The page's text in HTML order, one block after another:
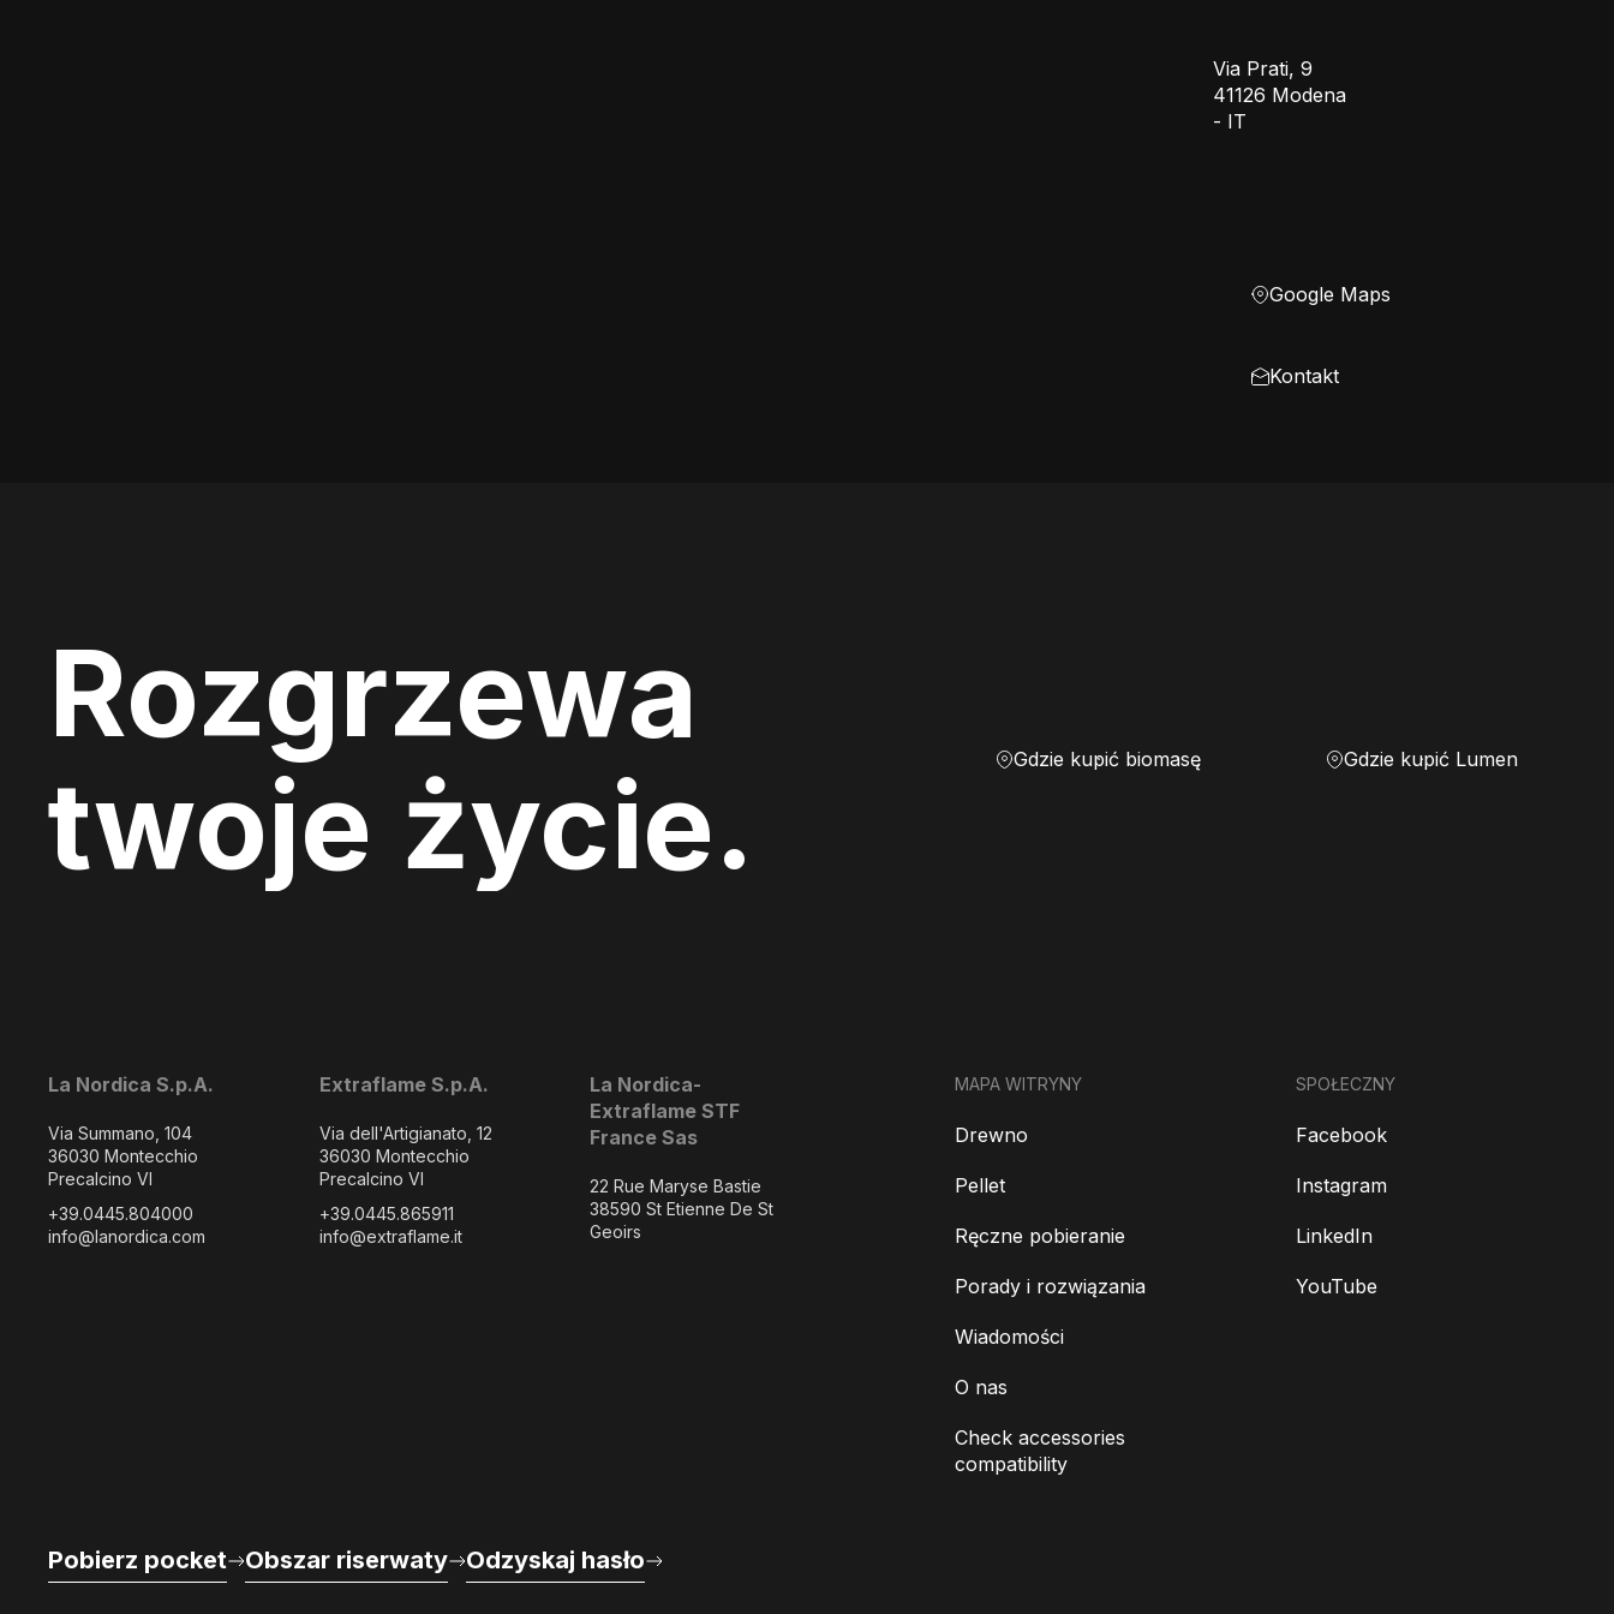
Via Prati, 9
41126 Modena
- IT
Google Maps
Kontakt
Rozgrzewa
twoje życie.
Gdzie kupić biomasę Gdzie kupić Lumen
La Nordica S.p.A.
Via Summano, 104
36030 Montecchio
Precalcino VI
+39.0445.804000
info@lanordica.com
Extraflame S.p.A.
Via dell'Artigianato, 12
36030 Montecchio
Precalcino VI
+39.0445.865911
info@extraflame.it
La Nordica-
Extraflame STF
France Sas
22 Rue Maryse Bastie
38590 St Etienne De St
Geoirs
Pobierz pocket Obszar riserwaty Odzyskaj hasło
MAPA WITRYNY
Drewno
Pellet
Ręczne pobieranie
Porady i rozwiązania
Wiadomości
O nas
Check accessories
compatibility
SPOŁECZNY
Facebook
Instagram
LinkedIn
YouTube